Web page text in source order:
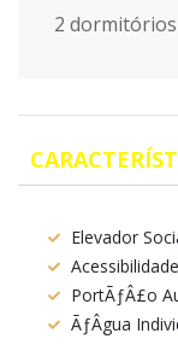
2
Elevador
Acessibilidade
PortÃƒÂ£o
ÃƒÂgua